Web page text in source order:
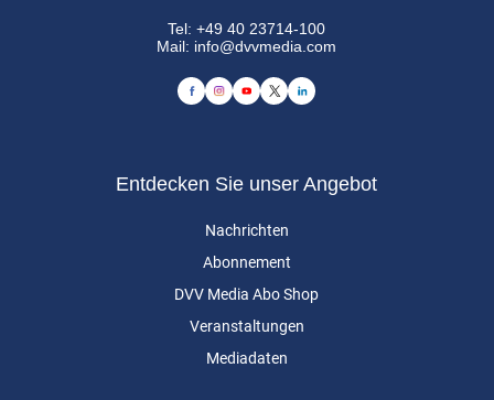
Tel:+49 40 23714-100
Mail: info@dvvmedia.com
Entdecken Sie unser Angebot
Nachrichten
Abonnement
DVV Media Abo Shop
Veranstaltungen
Mediadaten